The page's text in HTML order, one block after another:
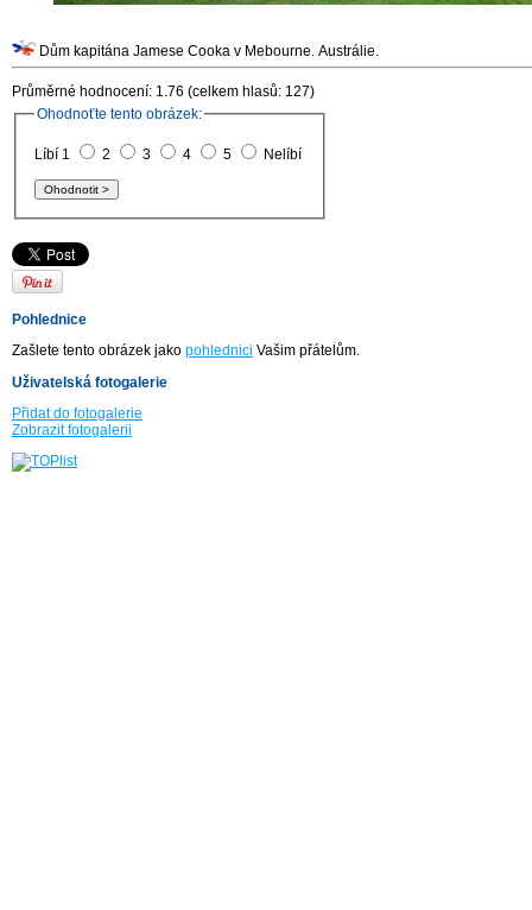
Dům kapitána Jamese Cooka v Mebourne. Austrálie.
Průměrné hodnocení: 1.76 (celkem hlasů: 127)
Ohodnoťte tento obrázek:
Líbí 1 2 3 4 5 Nelíbí
Pohlednice
Zašlete tento obrázek jako pohlednici Vašim přátelům.
Uživatelská fotogalerie
Přidat do fotogalerie
Zobrazit fotogalerii